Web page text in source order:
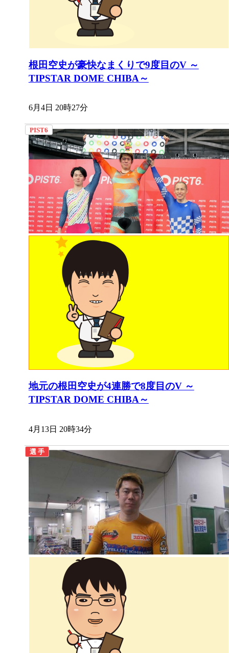
根田空史が豪快なまくりで9度目のV ～
TIPSTAR DOME CHIBA～
6月4日 20時27分
地元の根田空史が4連勝で8度目のV ～
TIPSTAR DOME CHIBA～
4月13日 20時34分